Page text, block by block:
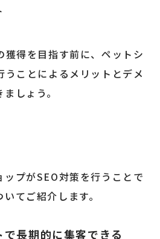
獲得を目指す前に、ペットシ
うことによるメリットとデメ
しょう。
プがSEO対策を行うことで
てご紹介します。
長期的に集客できる